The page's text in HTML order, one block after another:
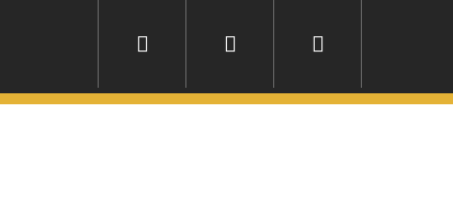
Pronájem stanů Přihlášení